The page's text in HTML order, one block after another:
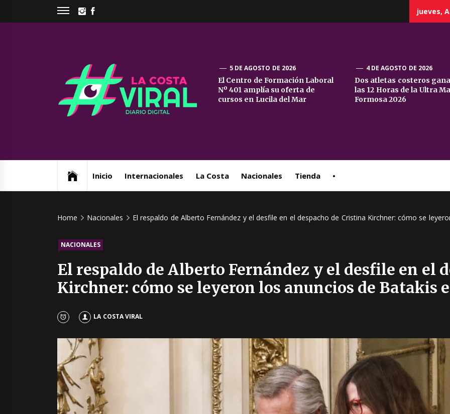
INSTAGRAM
jueves,
La
Costa
5 DE AGOSTO DE 2026
El Centro de Formación Laboral
Nº 401 amplía su oferta de
cursos en Lucila del Mar
4 DE AGOSTO DE 2026
Dos atletas costeros
las 12 Horas de la Ultra
Formosa 2026
Inicio Internacionales La Costa Nacionales Tienda •
Home Nacionales El respaldo de Alberto Fernández y el desfile en el despacho de Cristina Kirchner: cómo se
NACIONALES
El respaldo de Alberto Fernández y el desfile en el
Kirchner: cómo se leyeron los anuncios de Batakis
LA COSTA VIRAL